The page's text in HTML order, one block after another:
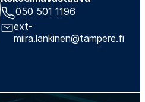
050 501 1196
ext-
miira.lankinen@tampere.fi